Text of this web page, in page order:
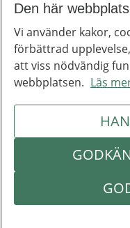
Till toppen av sidan
Inera
Inera är ett
Om Inera
Jobba hos oss
Ineras nyhetsbrev
Inera på LinkedIn
Om
Följ Inera
Den här
Vi använder kakor,
förbättrad
att viss nödvändig
webbplatsen. Läs